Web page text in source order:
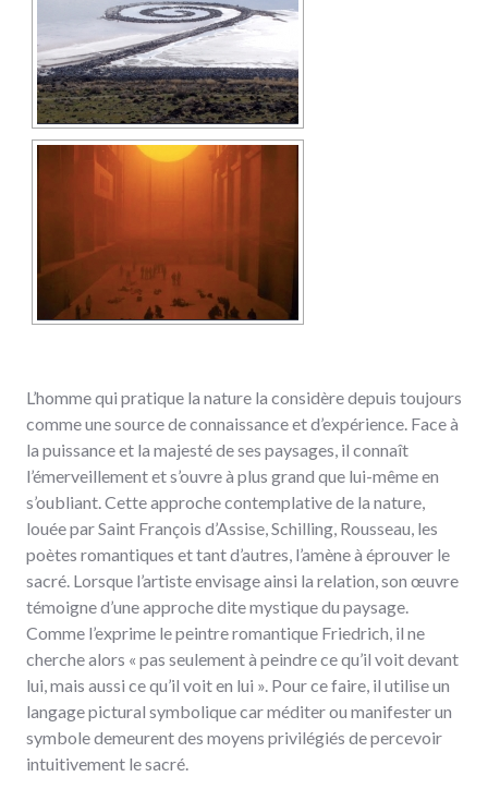
L’homme qui pratique la nature la considère depuis toujours
comme une source de connaissance et d’expérience. Face à
la puissance et la majesté de ses paysages, il connaît
l’émerveillement et s’ouvre à plus grand que lui-même en
s’oubliant. Cette approche contemplative de la nature,
louée par Saint François d’Assise, Schilling, Rousseau, les
poètes romantiques et tant d’autres, l’amène à éprouver le
sacré. Lorsque l’artiste envisage ainsi la relation, son œuvre
témoigne d’une approche dite mystique du paysage.
Comme l’exprime le peintre romantique Friedrich, il ne
cherche alors « pas seulement à peindre ce qu’il voit devant
lui, mais aussi ce qu’il voit en lui ». Pour ce faire, il utilise un
langage pictural symbolique car méditer ou manifester un
symbole demeurent des moyens privilégiés de percevoir
intuitivement le sacré.